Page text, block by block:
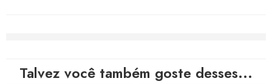
Talvez você também goste desses...